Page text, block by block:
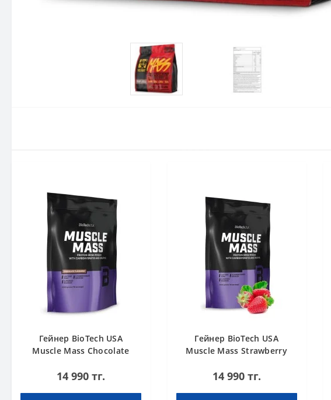
Гейнер BioTech USA
Muscle Mass Chocolate
14 990 тг.
Гейнер BioTech USA
Muscle Mass Strawberry
14 990 тг.